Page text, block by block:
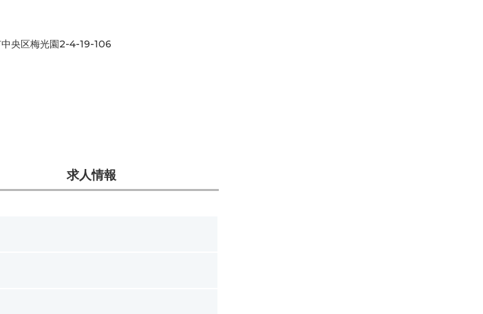
央区梅光園2-4-19-106
求人情報